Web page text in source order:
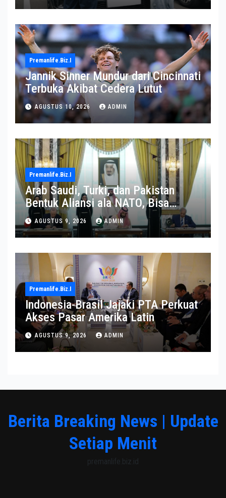
Premanlife.biz.i
Jannik Sinner Mundur dari Cincinnati
Terbuka Akibat Cedera Lutut
AGUSTUS 10, 2026 ADMIN
Premanlife.biz.i
Arab Saudi, Turki, dan Pakistan
Bentuk Aliansi ala NATO, Bisa
Terseret dalam Perang Iran?
AGUSTUS 9, 2026 ADMIN
Premanlife.biz.i
Indonesia-Brasil Jajaki PTA Perkuat
Akses Pasar Amerika Latin
AGUSTUS 9, 2026 ADMIN
Berita Breaking News | Update
Setiap Menit
premanlife.biz.id